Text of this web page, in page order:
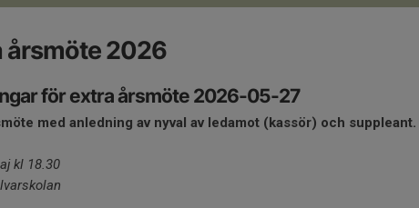
årsmöte 2026
för extra årsmöte 2026-05-27
med anledning av nyval av ledamot (kassör) och suppleant.
kl 18.30